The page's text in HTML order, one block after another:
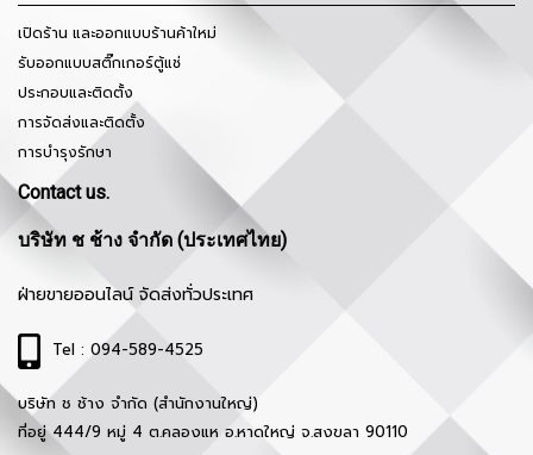
เปิดร้าน และออกแบบร้านค้าใหม่
รับออกแบบสติ๊กเกอร์ตู้แช่
ประกอบและติดตั้ง
การจัดส่งและติดตั้ง
การบำรุงรักษา
Contact us.
บริษัท ช ช้าง จำกัด (ประเทศไทย)
ฝ่ายขายออนไลน์ จัดส่งทั่วประเทศ
Tel : 094-589-4525
บริษัท ช ช้าง จำกัด (สำนักงานใหญ่)
ที่อยู่ 444/9 หมู่ 4 ต.คลองแห อ.หาดใหญ่ จ.สงขลา 90110